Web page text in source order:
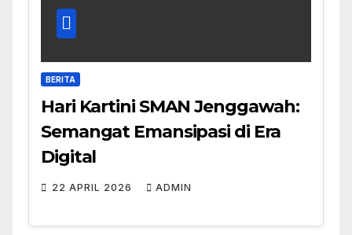
BERITA
Hari Kartini SMAN Jenggawah:
Semangat Emansipasi di Era
Digital
22 APRIL 2026 ADMIN